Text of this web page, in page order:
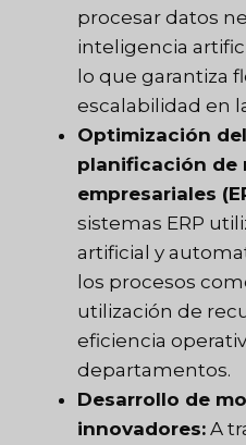
procesar datos
inteligencia
lo que garantiza
escalabilidad en
Optimización
planificación de
empresariales
sistemas ERP
artificial y
los procesos
utilización de
eficiencia
departamentos.
Desarrollo de
innovadores: A